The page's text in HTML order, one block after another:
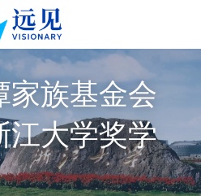
族基金会
江大学奖学
品分类